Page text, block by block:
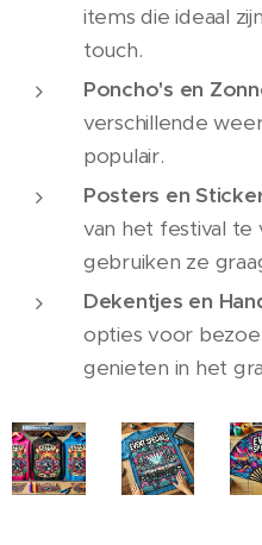
items die ideaal
touch.
Poncho's en
verschillende
populair.
Posters en
van het festival te
gebruiken ze
Dekentjes en
opties voor
genieten in het